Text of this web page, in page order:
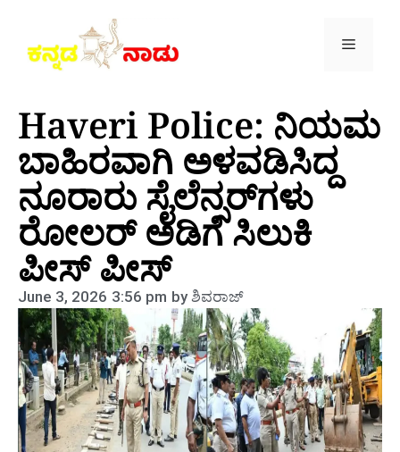
Haveri Police: ನಿಯಮ
ಬಾಹಿರವಾಗಿ ಅಳವಡಿಸಿದ್ದ
ನೂರಾರು ಸೈಲೆನ್ಸರ್‌ಗಳು
ರೋಲರ್ ಅಡಿಗೆ ಸಿಲುಕಿ
ಪೀಸ್ ಪೀಸ್
June 3, 2026 3:56 pm byಶಿವರಾಜ್